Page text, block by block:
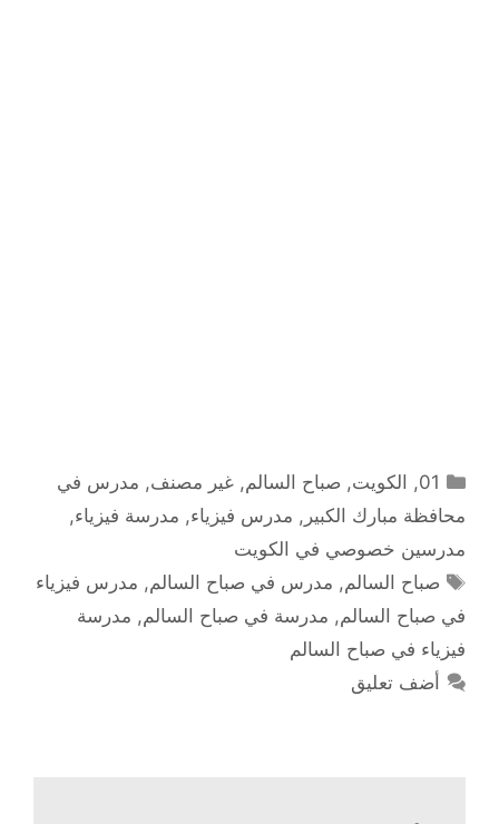
التصنيفات
01
, الكويت, صباح السالم,غير مصنف, مدرس في
محافظة مبارك الكبير , مدرس فيزياء, مدرسة فيزياء,
مدرسين خصوصي في الكويت
الوسوم
صباح السالم, مدرس في صباح السالم, مدرس فيزياء
في صباح السالم, مدرسة في صباح السالم, مدرسة
فيزياء في صباح السالم
أضف تعليق